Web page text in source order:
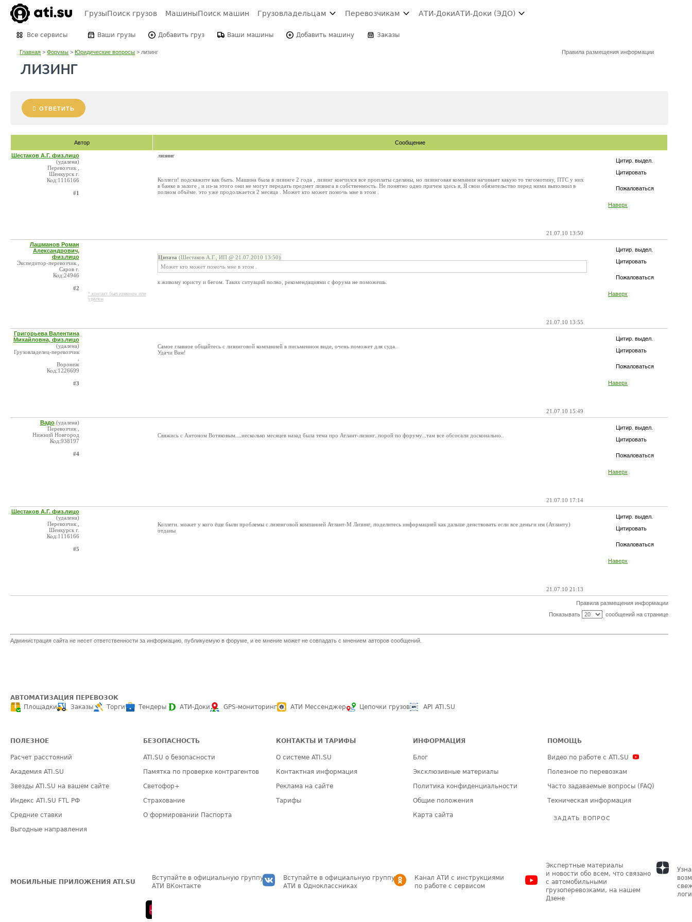
ГрузыПоиск грузов МашиныПоиск машин Грузовладельцам Перевозчикам АТИ-ДокиАТИ-Доки (ЭДО)
Все сервисы Ваши грузы Добавить груз Ваши машины Добавить машину Заказы
Главная >Форумы >Юридические вопросы > лизинг Правила размещения информации
лизинг
ОТВЕТИТЬ
Автор Сообщение
Цитир. выдел.
Цитировать
Пожаловаться
Наверх
Шестаков А.Г. физ.лицо
(удалена)
Перевозчик ,
Шенкурск г.
Код:1116166
#1
лизинг
Коллеги! подскажите как быть. Машина была в лизинге 2 года , лизинг кончился все проплаты сделаны, но лизинговая компания начинает какую то тягомотину, ПТС у них
в банке в залоге , и из-за этого они не могут передать предмет лизинга в собственность. Не понятно одно причем здесь я, Я свои обязательство перед ними выполнил в
полном объёме. это уже продолжается 2 месяца . Может кто может помочь мне в этом .
21.07.10 13:50
Цитир. выдел.
Цитировать
Пожаловаться
Наверх
Лашманов Роман
Александрович,
физ.лицо
Экспедитор-перевозчик ,
Саров г.
Код:24946
#2
* контакт был изменен или
удален
Цитата (Шестаков А.Г., ИП @ 21.07.2010 13:50)
Может кто может помочь мне в этом .
к живому юристу и бегом. Таких ситуаций полно, рекомендациями с форума не поможешь.
21.07.10 13:55
Цитир. выдел.
Цитировать
Пожаловаться
Наверх
Григорьева Валентина
Михайловна, физ.лицо
(удалена)
Грузовладелец-перевозчик
Воронеж
Код:1226699
#3
Самое главное общайтесь с лизинговой компанией в письменном виде, очень поможет для суда.
Удачи Вам!
21.07.10 15:49
Цитир. выдел.
Цитировать
Пожаловаться
Наверх
Вадо (удалена)
Перевозчик ,
Нижний Новгород
Код:938197
#4
Свяжись с Антоном Вотяковым....несколько месяцев назад была тема про Атлант-лизинг..порой по форуму...там все обсосали досконально..
21.07.10 17:14
Цитир. выдел.
Цитировать
Пожаловаться
Наверх
Шестаков А.Г. физ.лицо
(удалена)
Перевозчик ,
Шенкурск г.
Код:1116166
#5
Коллеги. может у кого ёще были проблемы с лизинговой компанией Атлант-М Лизинг, поделитесь информацией как дальше деиствовать если все деньги им (Атланту)
отданы
21.07.10 21:13
Правила размещения информации
Показывать
сообщений на странице
Администрация сайта не несет ответственности за информацию, публикуемую в форуме, и ее мнение может не совпадать с мнением авторов сообщений.
АВТОМАТИЗАЦИЯ ПЕРЕВОЗОК
Площадки
Заказы Торги Тендеры АТИ-Доки GPS-мониторинг АТИ Мессенджер Цепочки грузов API ATI.SU
ПОЛЕЗНОЕ
Расчет расстояний
Академия ATI.SU
Звезды ATI.SU на вашем сайте
Индекс ATI.SU FTL РФ
Средние ставки
Выгодные направления
БЕЗОПАСНОСТЬ
ATI.SU о безопасности
Памятка по проверке контрагентов
Светофор+
Страхование
О формировании Паспорта
КОНТАКТЫ И ТАРИФЫ
О системе ATI.SU
Контактная информация
Реклама на сайте
Тарифы
ИНФОРМАЦИЯ
Блог
Эксклюзивные материалы
Политика конфиденциальности
Общие положения
Карта сайта
ПОМОЩЬ
Видео по работе с ATI.SU
Полезное по перевозкам
Часто задаваемые вопросы (FAQ)
Техническая информация
ЗАДАТЬ ВОПРОС
МОБИЛЬНЫЕ ПРИЛОЖЕНИЯ ATI.SU
Вступайте в официальную группу
АТИ ВКонтакте
Вступайте в официальную группу
АТИ в Одноклассниках
Канал АТИ с инструкциями
по работе с сервисом
Экспертные материалы
и новости обо всем, что связано
с автомобильными
грузоперевозками, на нашем
Дзене